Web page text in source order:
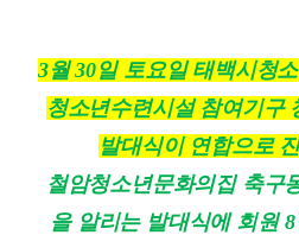
3월30일 토요일 태백시청
청소년수련시설 참여기구
발대식이 연합으로
철암청소년문화의집 축구
을 알리는 발대식에 회원 8